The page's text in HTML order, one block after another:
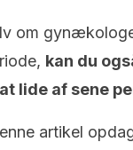
om
kan du
lide af sene
artikel